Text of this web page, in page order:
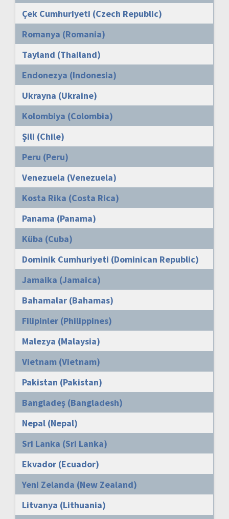
Çek Cumhuriyeti (Czech Republic)
Romanya (Romania)
Tayland (Thailand)
Endonezya (Indonesia)
Ukrayna (Ukraine)
Kolombiya (Colombia)
Şili (Chile)
Peru (Peru)
Venezuela (Venezuela)
Kosta Rika (Costa Rica)
Panama (Panama)
Küba (Cuba)
Dominik Cumhuriyeti (Dominican Republic)
Jamaika (Jamaica)
Bahamalar (Bahamas)
Filipinler (Philippines)
Malezya (Malaysia)
Vietnam (Vietnam)
Pakistan (Pakistan)
Bangladeş (Bangladesh)
Nepal (Nepal)
Sri Lanka (Sri Lanka)
Ekvador (Ecuador)
Yeni Zelanda (New Zealand)
Litvanya (Lithuania)